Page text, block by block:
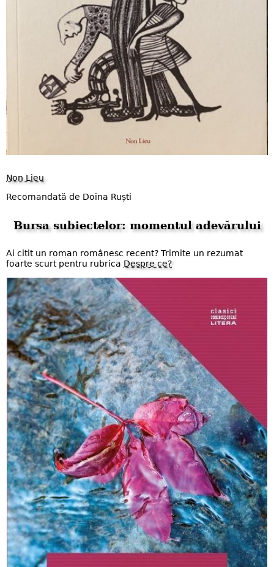
Non Lieu
Recomandată de Doina Ruști
Bursa subiectelor: momentul adevărului
Ai citit un roman românesc recent? Trimite un rezumat
foarte scurt pentru rubrica Despre ce?